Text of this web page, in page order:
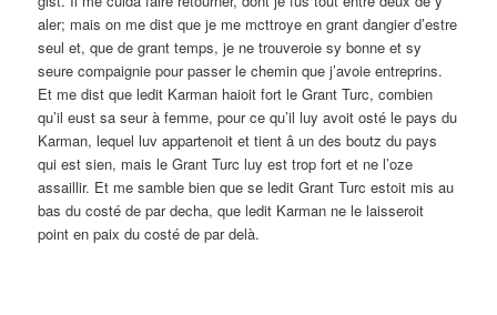
aler; mais on me dist que je me mcttroye en grant dangier d’estre
seul et, que de grant temps, je ne trouveroie sy bonne et sy
seure compaignie pour passer le chemin que j’avoie entreprins.
Et me dist que ledit Karman haioit fort le Grant Turc, combien
qu’il eust sa seur à femme, pour ce qu’il luy avoit osté le pays du
Karman, lequel luv appartenoit et tient â un des boutz du pays
qui est sien, mais le Grant Turc luy est trop fort et ne l’oze
assaillir. Et me samble bien que se ledit Grant Turc estoit mis au
bas du costé de par decha, que ledit Karman ne le laisseroit
point en paix du costé de par delà.